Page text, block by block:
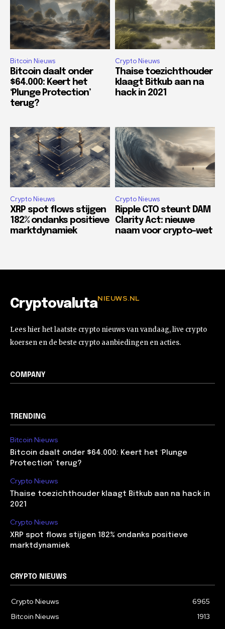
Bitcoin Nieuws
Bitcoin daalt onder
$64.000: Keert het
‘Plunge Protection’
terug?
Crypto Nieuws
Thaise toezichthouder
klaagt Bitkub aan na
hack in 2021
Crypto Nieuws
XRP spot flows stijgen
182% ondanks positieve
marktdynamiek
Crypto Nieuws
Ripple CTO steunt DAM
Clarity Act: nieuwe
naam voor crypto-wet
CryptovalutaNIEUWS.NL
Lees hier het laatste crypto nieuws van vandaag, live crypto
koersen en de beste crypto aanbiedingen en acties.
COMPANY
TRENDING
Bitcoin Nieuws
Bitcoin daalt onder $64.000: Keert het ‘Plunge
Protection’ terug?
Crypto Nieuws
Thaise toezichthouder klaagt Bitkub aan na hack in
2021
Crypto Nieuws
XRP spot flows stijgen 182% ondanks positieve
marktdynamiek
CRYPTO NIEUWS
Crypto Nieuws
6965
Bitcoin Nieuws
1913